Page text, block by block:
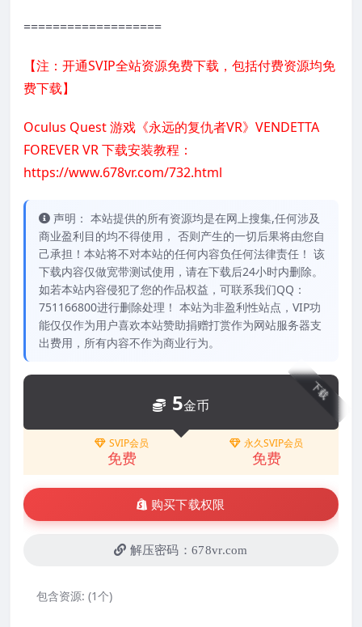
===================
【注：开通SVIP全站资源免费下载，包括付费资源均免
费下载】
Oculus Quest 游戏《永远的复仇者VR》VENDETTA
FOREVER VR 下载安装教程：
https://www.678vr.com/732.html
声明： 本站提供的所有资源均是在网上搜集,任何涉及
商业盈利目的均不得使用， 否则产生的一切后果将由您自
己承担！本站将不对本站的任何内容负任何法律责任！ 该
下载内容仅做宽带测试使用，请在下载后24小时内删除。
如若本站内容侵犯了您的作品权益，可联系我们QQ：
751166800进行删除处理！ 本站为非盈利性站点，VIP功
能仅仅作为用户喜欢本站赞助捐赠打赏作为网站服务器支
出费用，所有内容不作为商业行为。
下载
5金币
SVIP会员
免费
永久SVIP会员
免费
购买下载权限
解压密码：678vr.com
包含资源: (1个)